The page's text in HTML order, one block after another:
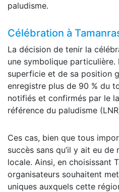
paludisme.
Célébration à
La décision de tenir la
une symbolique particulière.
superficie et de sa position
enregistre plus de 90 % du
notifiés et confirmés par le
référence du paludisme
Ces cas, bien que tous
succès sans qu’il y ait eu
locale. Ainsi, en choisissant
organisateurs souhaitent
uniques auxquels cette